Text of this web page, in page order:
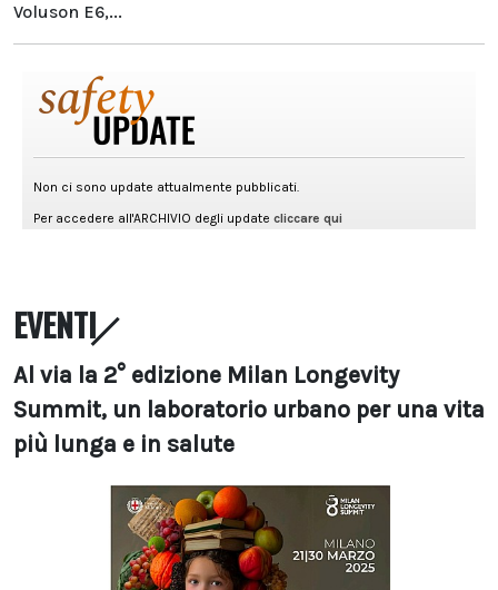
Voluson E6,...
EVENTI
Al via la 2° edizione Milan Longevity
Summit, un laboratorio urbano per una vita
più lunga e in salute